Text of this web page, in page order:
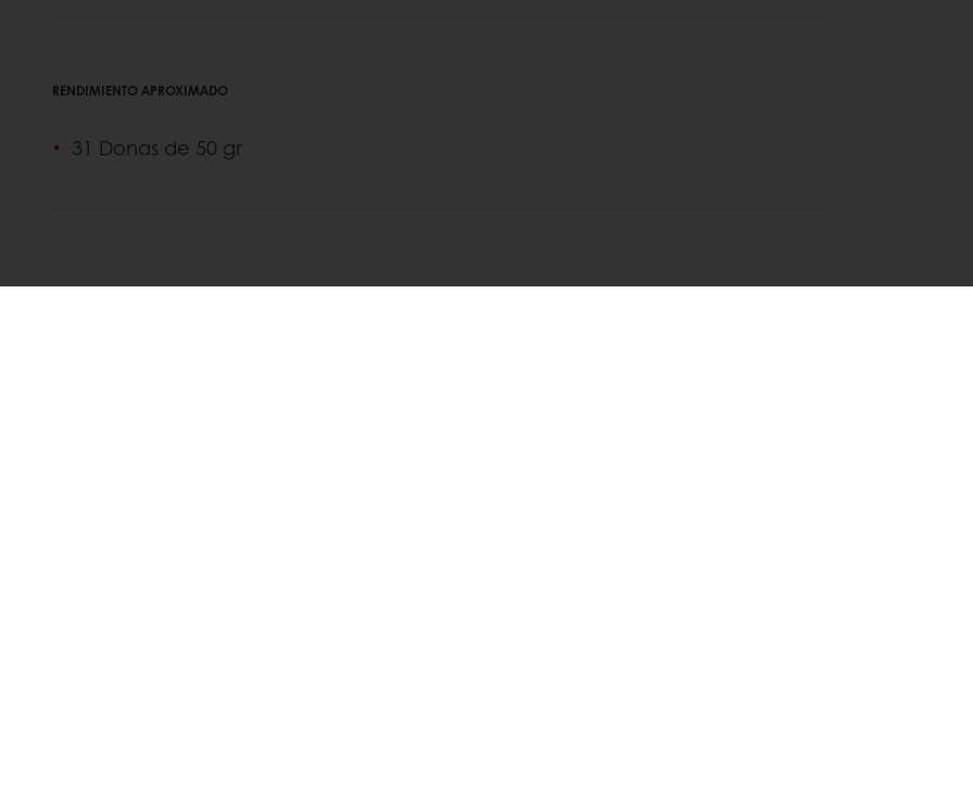
RENDIMIENTO APROXIMADO
31 Donas de 50 gr